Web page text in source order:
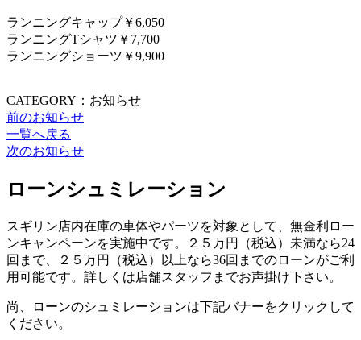
ランニングキャップ￥6,050
ランニングTシャツ￥7,700
ランニングショーツ￥9,900
CATEGORY：お知らせ
前のお知らせ
一覧へ戻る
次のお知らせ
ローンシュミレーション
スギリン店内在庫の車体やパーツを対象として、無金利ロー
ンキャンペーンを実施中です。２５万円（税込）未満なら24
回まで、２５万円（税込）以上なら36回までのローンがご利
用可能です。詳しくは店舗スタッフまでお声掛け下さい。
尚、ローンのシュミレーションは下記バナーをクリックして
ください。